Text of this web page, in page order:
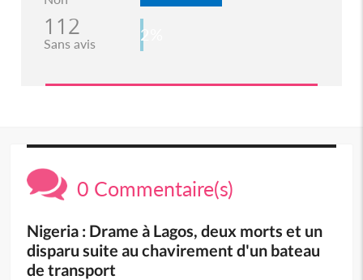
112
Sans avis 2%
0 Commentaire(s)
Nigeria : Drame à Lagos, deux morts et un
disparu suite au chavirement d'un bateau
de transport